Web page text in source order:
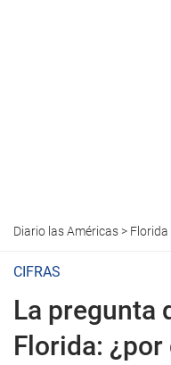
Diario las Américas> Florida
CIFRAS
La pregunta
Florida: ¿por